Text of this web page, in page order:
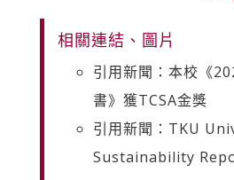
相關連結、圖片
引用新聞：本校《
書》獲TCSA金獎
引用新聞：TKU
Sustainability